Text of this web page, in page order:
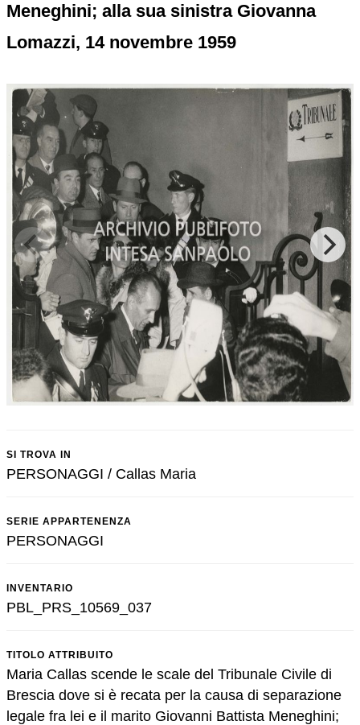
Meneghini; alla sua sinistra Giovanna
Lomazzi, 14 novembre 1959
SI TROVA IN
PERSONAGGI / Callas Maria
SERIE APPARTENENZA
PERSONAGGI
INVENTARIO
PBL_PRS_10569_037
TITOLO ATTRIBUITO
Maria Callas scende le scale del Tribunale Civile di
Brescia dove si è recata per la causa di separazione
legale fra lei e il marito Giovanni Battista Meneghini;